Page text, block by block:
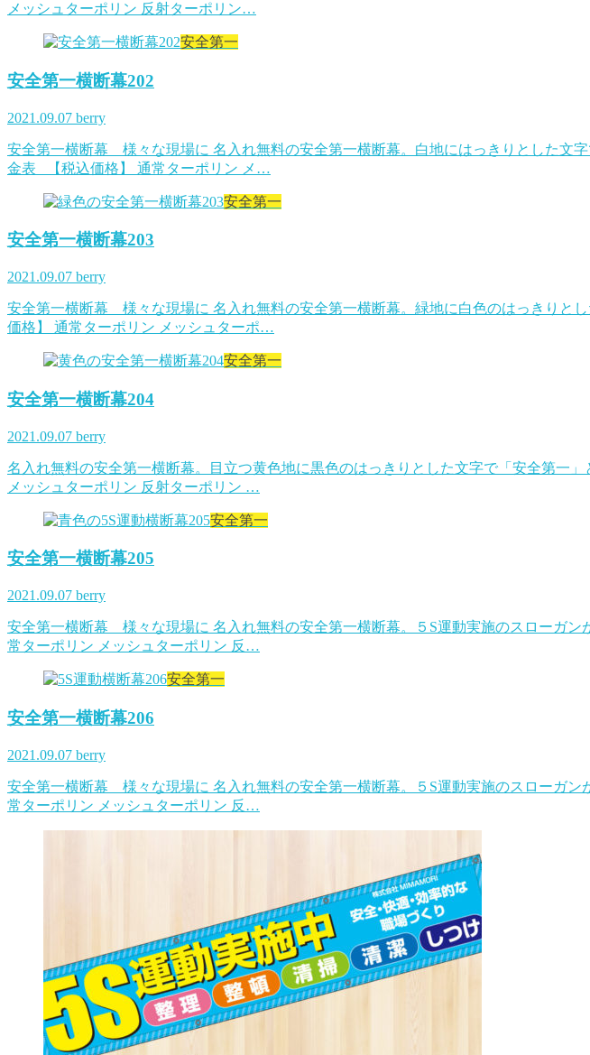
メッシュターポリン 反射ターポリン…
安全第一
安全第一横断幕202
2021.09.07 berry
安全第一横断幕 様々な現場に 名入れ無料の安全第一横断幕。白地にはっきりとした文
金表 【税込価格】 通常ターポリン メ…
安全第一
安全第一横断幕203
2021.09.07 berry
安全第一横断幕 様々な現場に 名入れ無料の安全第一横断幕。緑地に白色のはっきり
価格】 通常ターポリン メッシュターポ…
安全第一
安全第一横断幕204
2021.09.07 berry
名入れ無料の安全第一横断幕。目立つ黄色地に黒色のはっきりとした文字で「安全第
メッシュターポリン 反射ターポリン …
安全第一
安全第一横断幕205
2021.09.07 berry
安全第一横断幕 様々な現場に 名入れ無料の安全第一横断幕。５S運動実施のスローガ
常ターポリン メッシュターポリン 反…
安全第一
安全第一横断幕206
2021.09.07 berry
安全第一横断幕 様々な現場に 名入れ無料の安全第一横断幕。５S運動実施のスローガ
常ターポリン メッシュターポリン 反…